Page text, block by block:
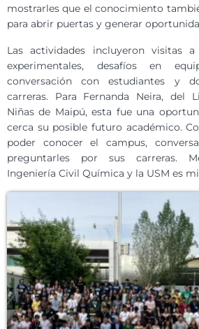
mostrarles que el conocimiento
para abrir puertas y generar
Las actividades incluyeron visitas
experimentales, desafíos en
conversación con estudiantes y
carreras. Para Fernanda Neira, del
Niñas de Maipú, esta fue una
cerca su posible futuro académico.
poder conocer el campus,
preguntarles por sus carreras.
Ingeniería Civil Química y la USM es